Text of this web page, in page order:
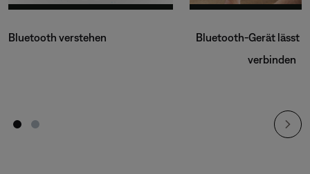
Bluetooth verstehen
Bluetooth-Gerät lässt
verbinden